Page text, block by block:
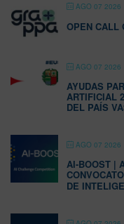
AGO 07 2026
OPEN CALL
AGO 07 2026
AYUDAS
ARTIFICIAL
DEL PAÍS
AGO 07 2026
AI-BOOST |
DE